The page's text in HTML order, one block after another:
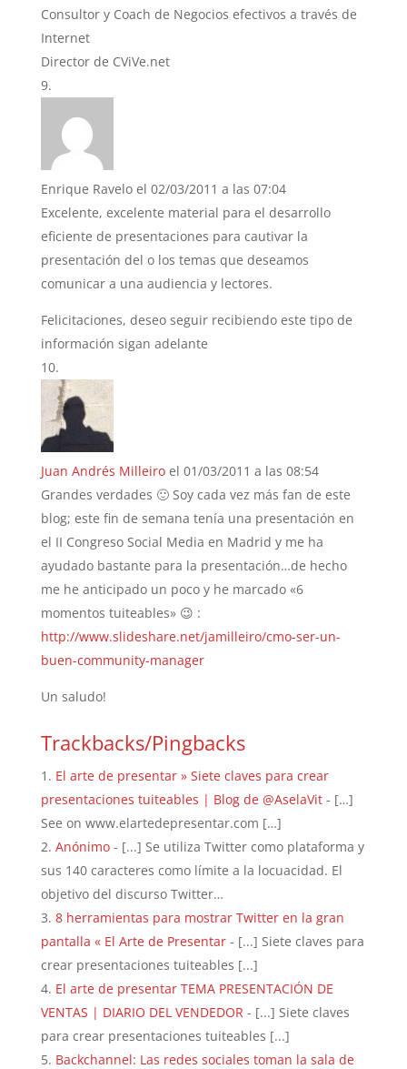
Consultor y Coach de Negocios efectivos a través de
Internet
Director de CViVe.net
Enrique Ravelo el 02/03/2011 a las 07:04
Excelente, excelente material para el desarrollo
eficiente de presentaciones para cautivar la
presentación del o los temas que deseamos
comunicar a una audiencia y lectores.
Felicitaciones, deseo seguir recibiendo este tipo de
información sigan adelante
Juan Andrés Milleiro el 01/03/2011 a las 08:54
Grandes verdades 🙂 Soy cada vez más fan de este
blog; este fin de semana tenía una presentación en
el II Congreso Social Media en Madrid y me ha
ayudado bastante para la presentación…de hecho
me he anticipado un poco y he marcado «6
momentos tuiteables» 😉 :
http://www.slideshare.net/jamilleiro/cmo-ser-un-
buen-community-manager
Un saludo!
Trackbacks/Pingbacks
El arte de presentar » Siete claves para crear
presentaciones tuiteables | Blog de @AselaVit- […]
See on www.elartedepresentar.com […]
Anónimo- [...] Se utiliza Twitter como plataforma y
sus 140 caracteres como límite a la locuacidad. El
objetivo del discurso Twitter…
8 herramientas para mostrar Twitter en la gran
pantalla « El Arte de Presentar- [...] Siete claves para
crear presentaciones tuiteables [...]
El arte de presentar TEMA PRESENTACIÓN DE
VENTAS | DIARIO DEL VENDEDOR - [...] Siete claves
para crear presentaciones tuiteables [...]
Backchannel: Las redes sociales toman la sala de